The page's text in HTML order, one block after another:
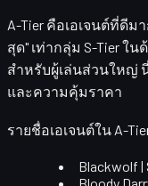
A-Tier คือเอเจนต์ที่ดีม
สุด" เท่ากลุ่ม S-Tier ใ
สำหรับผู้เล่นส่วนใหญ่
และความคุ้มราคา
รายชื่อเอเจนต์ใน A-
Blackwolf |